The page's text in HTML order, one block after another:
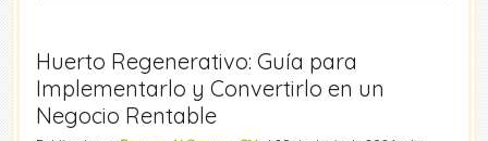
Huerto Regenerativo: Guía para
Implementarlo y Convertirlo en un
Negocio Rentable